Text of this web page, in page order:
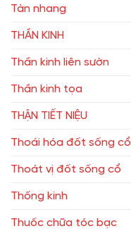
Tàn nhang
THẦN KINH
Thần kinh liên sườn
Thần kinh tọa
THẬN TIẾT NIỆU
Thoái hóa đốt sống cổ
Thoát vị đốt sống cổ
Thống kinh
Thuốc chữa tóc bạc